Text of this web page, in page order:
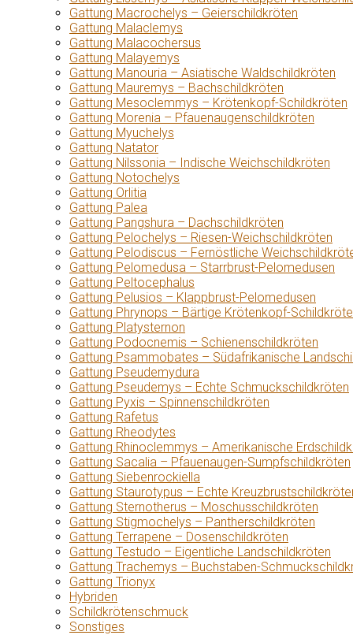
Gattung Macrochelys – Geierschildkröten
Gattung Malaclemys
Gattung Malacochersus
Gattung Malayemys
Gattung Manouria – Asiatische Waldschildkröten
Gattung Mauremys – Bachschildkröten
Gattung Mesoclemmys – Krötenkopf-Schildkröten
Gattung Morenia – Pfauenaugenschildkröten
Gattung Myuchelys
Gattung Natator
Gattung Nilssonia – Indische Weichschildkröten
Gattung Notochelys
Gattung Orlitia
Gattung Palea
Gattung Pangshura – Dachschildkröten
Gattung Pelochelys – Riesen-Weichschildkröten
Gattung Pelodiscus – Fernöstliche
Gattung Pelomedusa – Starrbrust-Pelomedusen
Gattung Peltocephalus
Gattung Pelusios – Klappbrust-Pelomedusen
Gattung Phrynops – Bärtige Krötenkopf-
Gattung Platysternon
Gattung Podocnemis – Schienenschildkröten
Gattung Psammobates – Südafrikanische
Gattung Pseudemydura
Gattung Pseudemys – Echte Schmuckschildkröten
Gattung Pyxis – Spinnenschildkröten
Gattung Rafetus
Gattung Rheodytes
Gattung Rhinoclemmys – Amerikanische
Gattung Sacalia – Pfauenaugen-Sumpfschildkröten
Gattung Siebenrockiella
Gattung Staurotypus – Echte
Gattung Sternotherus – Moschusschildkröten
Gattung Stigmochelys – Pantherschildkröten
Gattung Terrapene – Dosenschildkröten
Gattung Testudo – Eigentliche Landschildkröten
Gattung Trachemys – Buchstaben-
Gattung Trionyx
Hybriden
Schildkrötenschmuck
Sonstiges